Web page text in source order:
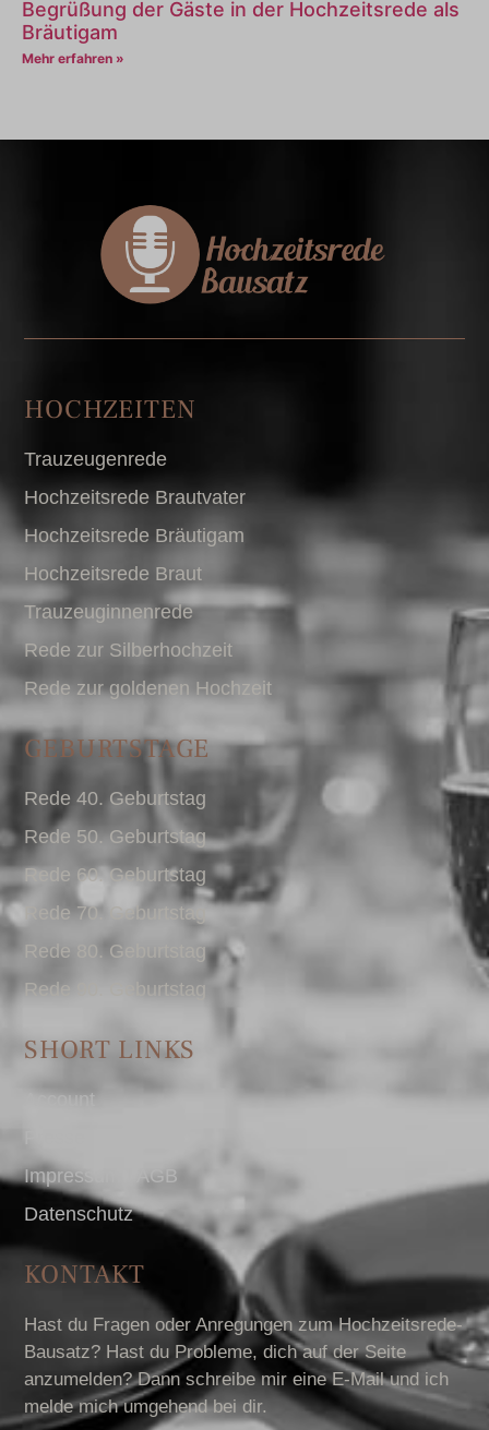
Begrüßung der Gäste in der Hochzeitsrede als
Bräutigam
Mehr erfahren »
HOCHZEITEN
Trauzeugenrede
Hochzeitsrede Brautvater
Hochzeitsrede Bräutigam
Hochzeitsrede Braut
Trauzeuginnenrede
Rede zur Silberhochzeit
Rede zur goldenen Hochzeit
GEBURTSTAGE
Rede 40. Geburtstag
Rede 50. Geburtstag
Rede 60. Geburtstag
Rede 70. Geburtstag
Rede 80. Geburtstag
Rede 90. Geburtstag
SHORT LINKS
Account
Impressum I AGB
Datenschutz
KONTAKT
Hast du Fragen oder Anregungen zum Hochzeitsrede-
Bausatz? Hast du Probleme, dich auf der Seite
anzumelden? Dann schreibe mir eine E-Mail und ich
melde mich umgehend bei dir.